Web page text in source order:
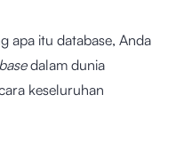
apa itu database, Anda
dalam dunia
keseluruhan